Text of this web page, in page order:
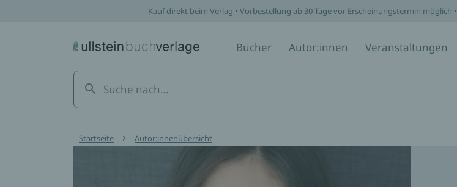
Kauf direkt beim Verlag • Vorbestellung ab 30 Tage vor Erscheinungstermin möglich
Bücher Autor:innen Veranstaltungen
Startseite Autor:innenübersicht